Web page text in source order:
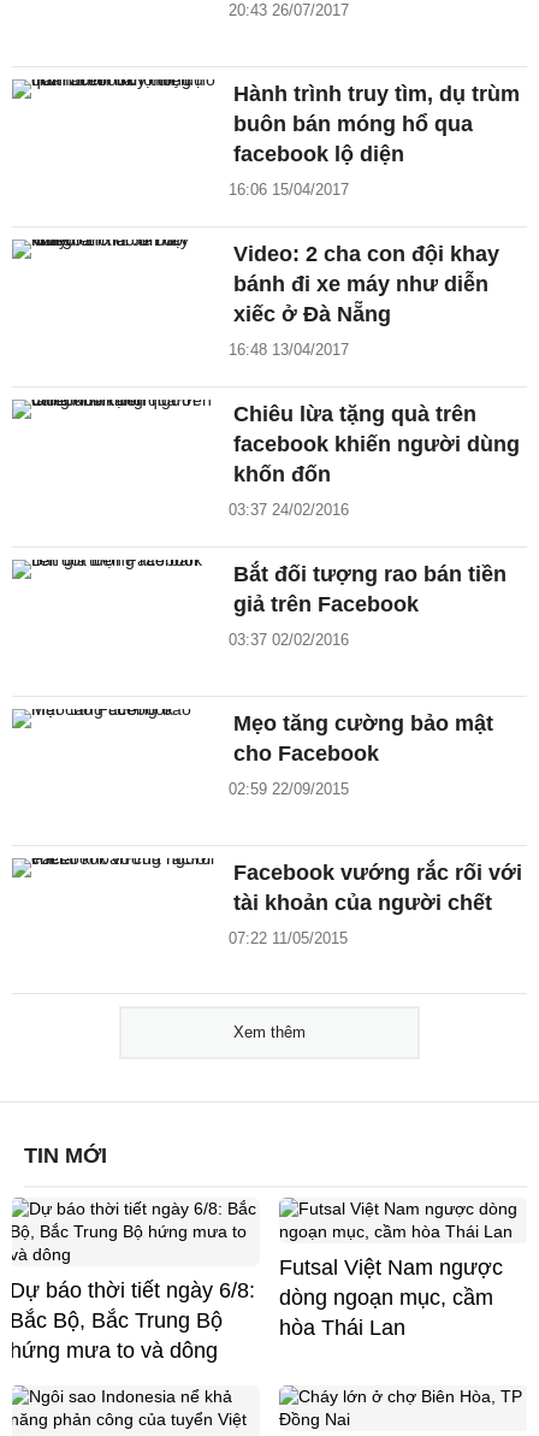
20:43 26/07/2017
Hành trình truy tìm, dụ trùm
buôn bán móng hổ qua
facebook lộ diện
16:06 15/04/2017
Video: 2 cha con đội khay
bánh đi xe máy như diễn
xiếc ở Đà Nẵng
16:48 13/04/2017
Chiêu lừa tặng quà trên
facebook khiến người dùng
khốn đốn
03:37 24/02/2016
Bắt đối tượng rao bán tiền
giả trên Facebook
03:37 02/02/2016
Mẹo tăng cường bảo mật
cho Facebook
02:59 22/09/2015
Facebook vướng rắc rối với
tài khoản của người chết
07:22 11/05/2015
Xem thêm
TIN MỚI
Dự báo thời tiết ngày 6/8:
Bắc Bộ, Bắc Trung Bộ
hứng mưa to và dông
Futsal Việt Nam ngược
dòng ngoạn mục, cầm
hòa Thái Lan